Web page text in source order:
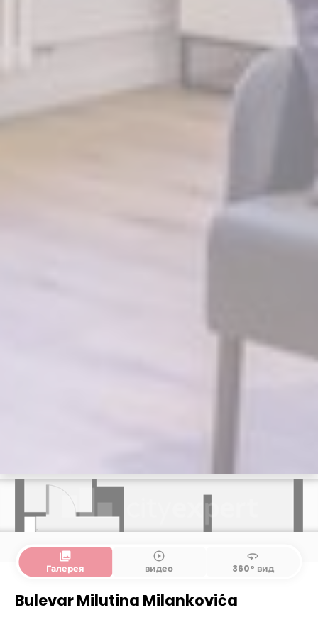
collections
Галерея
play_circle_outline
видео
360
360° вид
Bulevar Milutina Milankovića